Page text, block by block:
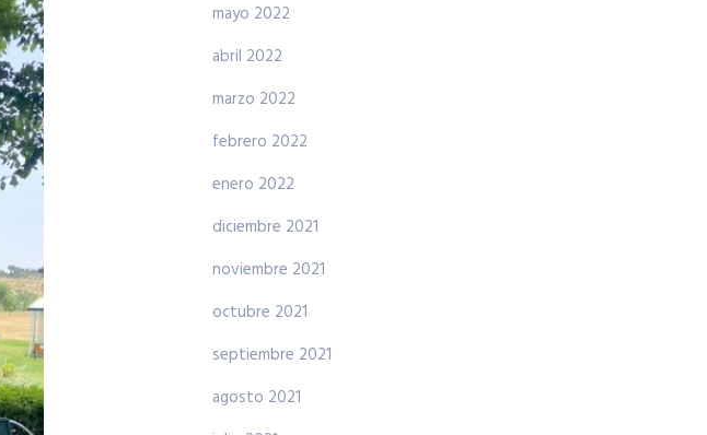
mayo 2022
abril 2022
marzo 2022
febrero 2022
enero 2022
diciembre 2021
noviembre 2021
octubre 2021
septiembre 2021
agosto 2021